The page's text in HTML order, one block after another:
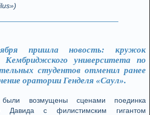
пришла новость: кружок
университета по
студентов отменил ранее
оратории Генделя «Саул».
возмущены сценами поединка
Давида с филистимским гигантом